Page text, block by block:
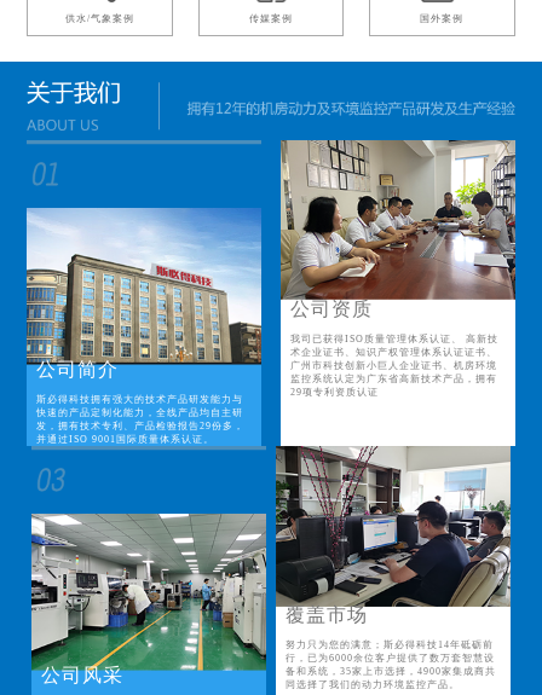
供水/气象案例 传媒案例 国外案例
公司简介
斯必得科技拥有强大的技术产品研发能力与
快速的产品定制化能力，全线产品均自主研
发，拥有技术专利、产品检验报告29份多，
并通过ISO 9001国际质量体系认证。
公司资质
我司已获得ISO质量管理体系认证、 高新技
术企业证书、知识产权管理体系认证证书、
广州市科技创新小巨人企业证书、机房环境
监控系统认定为广东省高新技术产品，拥有
29项专利资质认证
公司风采
覆盖市场
努力只为您的满意；斯必得科技14年砥砺前
行，已为6000余位客户提供了数万套智慧设
备和系统，35家上市选择，4900家集成商共
同选择了我们的动力环境监控产品。